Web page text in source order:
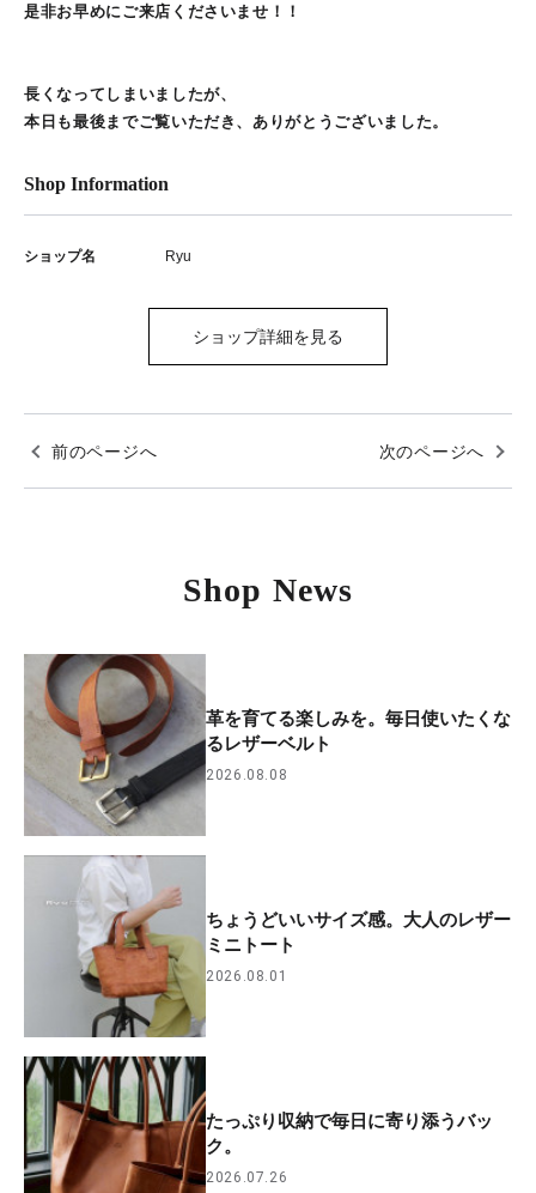
是非お早めにご来店くださいませ！！
長くなってしまいましたが、
本日も最後までご覧いただき、ありがとうございました。
Shop Information
ショップ名 Ryu
ショップ詳細を見る
前のページへ 次のページへ
Shop News
革を育てる楽しみを。毎日使いたくな
るレザーベルト
2026.08.08
ちょうどいいサイズ感。大人のレザー
ミニトート
2026.08.01
たっぷり収納で毎日に寄り添うバッ
ク。
2026.07.26